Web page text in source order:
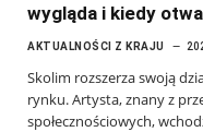
wygląda i kiedy
AKTUALNOŚCI Z KRAJU
Skolim rozszerza swoją
rynku. Artysta, znany z
społecznościowych,